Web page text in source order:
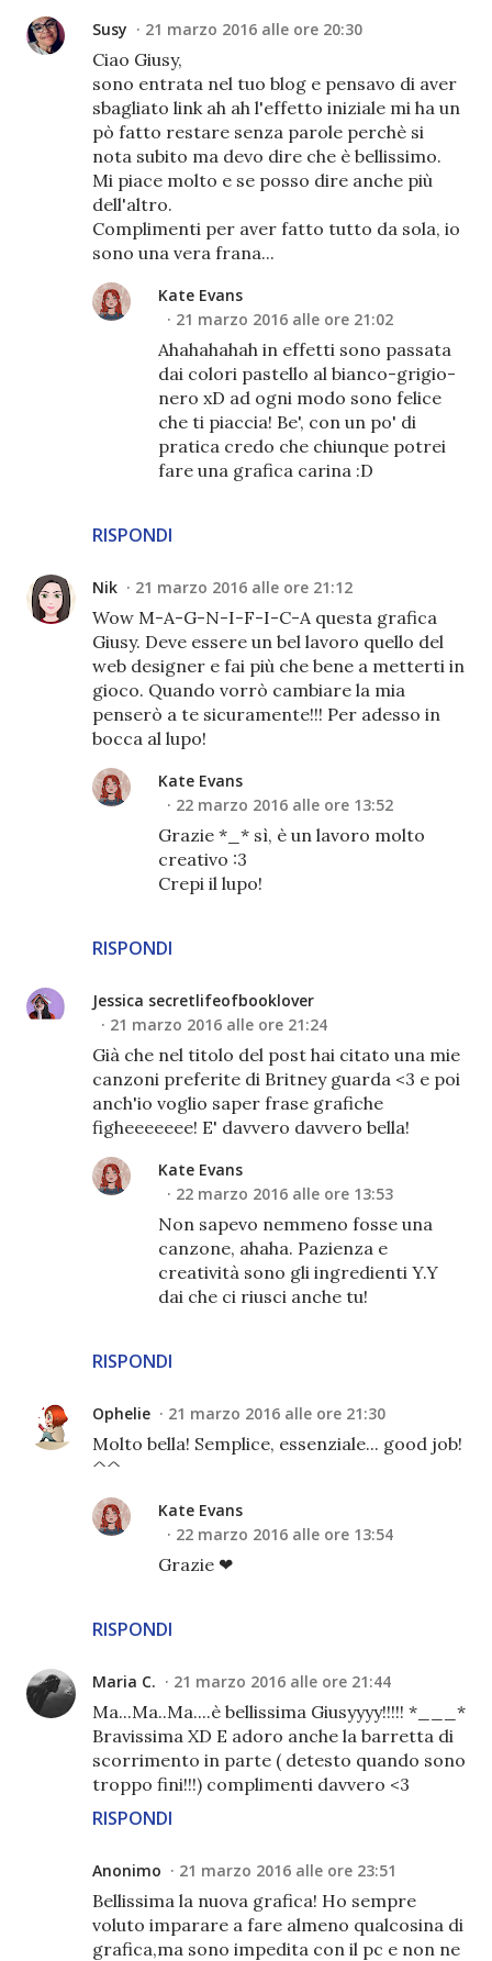
Susy 21 marzo 2016 alle ore 20:30
Ciao Giusy,
sono entrata nel tuo blog e pensavo di aver
sbagliato link ah ah l'effetto iniziale mi ha un
pò fatto restare senza parole perchè si
nota subito ma devo dire che è bellissimo.
Mi piace molto e se posso dire anche più
dell'altro.
Complimenti per aver fatto tutto da sola, io
sono una vera frana...
RISPONDI
Kate Evans
21 marzo 2016 alle ore 21:02
Ahahahahah in effetti sono passata
dai colori pastello al bianco-grigio-
nero xD ad ogni modo sono felice
che ti piaccia! Be', con un po' di
pratica credo che chiunque potrei
fare una grafica carina :D
Nik 21 marzo 2016 alle ore 21:12
Wow M-A-G-N-I-F-I-C-A questa grafica
Giusy. Deve essere un bel lavoro quello del
web designer e fai più che bene a metterti in
gioco. Quando vorrò cambiare la mia
penserò a te sicuramente!!! Per adesso in
bocca al lupo!
RISPONDI
Kate Evans
22 marzo 2016 alle ore 13:52
Grazie *_* sì, è un lavoro molto
creativo :3
Crepi il lupo!
Jessica secretlifeofbooklover
21 marzo 2016 alle ore 21:24
Già che nel titolo del post hai citato una mie
canzoni preferite di Britney guarda <3 e poi
anch'io voglio saper frase grafiche
figheeeeeee! E' davvero davvero bella!
RISPONDI
Kate Evans
22 marzo 2016 alle ore 13:53
Non sapevo nemmeno fosse una
canzone, ahaha. Pazienza e
creatività sono gli ingredienti Y.Y
dai che ci riusci anche tu!
Ophelie 21 marzo 2016 alle ore 21:30
Molto bella! Semplice, essenziale... good job!
^^
RISPONDI
Kate Evans
22 marzo 2016 alle ore 13:54
Grazie ❤
Maria C. 21 marzo 2016 alle ore 21:44
Ma...Ma..Ma....è bellissima Giusyyyy!!!!! *___*
Bravissima XD E adoro anche la barretta di
scorrimento in parte ( detesto quando sono
troppo fini!!!) complimenti davvero <3
RISPONDI
Anonimo 21 marzo 2016 alle ore 23:51
Bellissima la nuova grafica! Ho sempre
voluto imparare a fare almeno qualcosina di
grafica,ma sono impedita con il pc e non ne